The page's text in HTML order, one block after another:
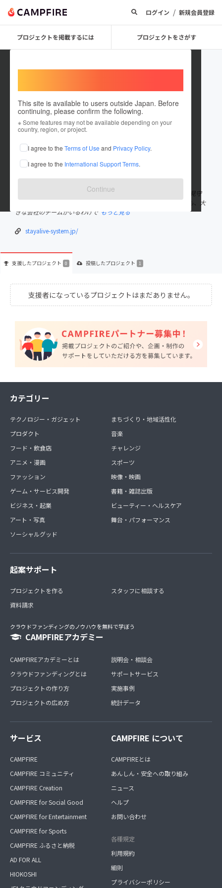
ログイン / 新規会員登録
プロジェクトを掲載するには プロジェクトをさがす
This site is available to users outside Japan. Before
continuing, please confirm the following.
※ Some features may not be available depending on your
country, region, or project.
I agree to the Terms of Use and Privacy Policy.
I agree to the International Support Terms.
Continue
KraftAuthority
これまでに1件のプロジェクトを投稿しています
在住国：日本 現在地：福岡県
出身国：日本 出身地：福岡県
はじめまして。StayAlive System 開発者です。 私は現在、個人で見守
りサービスの開発に取り組んでいます。 特別な経歴があるわけでも、大
きな会社のチームがいるわけで もっと見る
stayalive-system.jp/
支援したプロジェクト 0 投稿したプロジェクト 1
支援者になっているプロジェクトはまだありません。
カテゴリー
テクノロジー・ガジェット
プロダクト
フード・飲食店
アニメ・漫画
ファッション
ゲーム・サービス開発
ビジネス・起業
アート・写真
ソーシャルグッド
まちづくり・地域活性化
音楽
チャレンジ
スポーツ
映像・映画
書籍・雑誌出版
ビューティー・ヘルスケア
舞台・パフォーマンス
起案サポート
プロジェクトを作る
資料請求
スタッフに相談する
クラウドファンディングのノウハウを無料で学ぼう
CAMPFIREアカデミー
CAMPFIREアカデミーとは
クラウドファンディングとは
プロジェクトの作り方
プロジェクトの広め方
説明会・相談会
サポートサービス
実施事例
統計データ
サービス
CAMPFIRE
CAMPFIRE コミュニティ
CAMPFIRE Creation
CAMPFIRE for Social Good
CAMPFIRE for Entertainment
CAMPFIRE for Sports
CAMPFIRE ふるさと納税
AD FOR ALL
HIOKOSHI
CAMPFIRE について
CAMPFIREとは
あんしん・安全への取り組み
ニュース
ヘルプ
お問い合わせ
各種規定
利用規約
細則
プライバシーポリシー